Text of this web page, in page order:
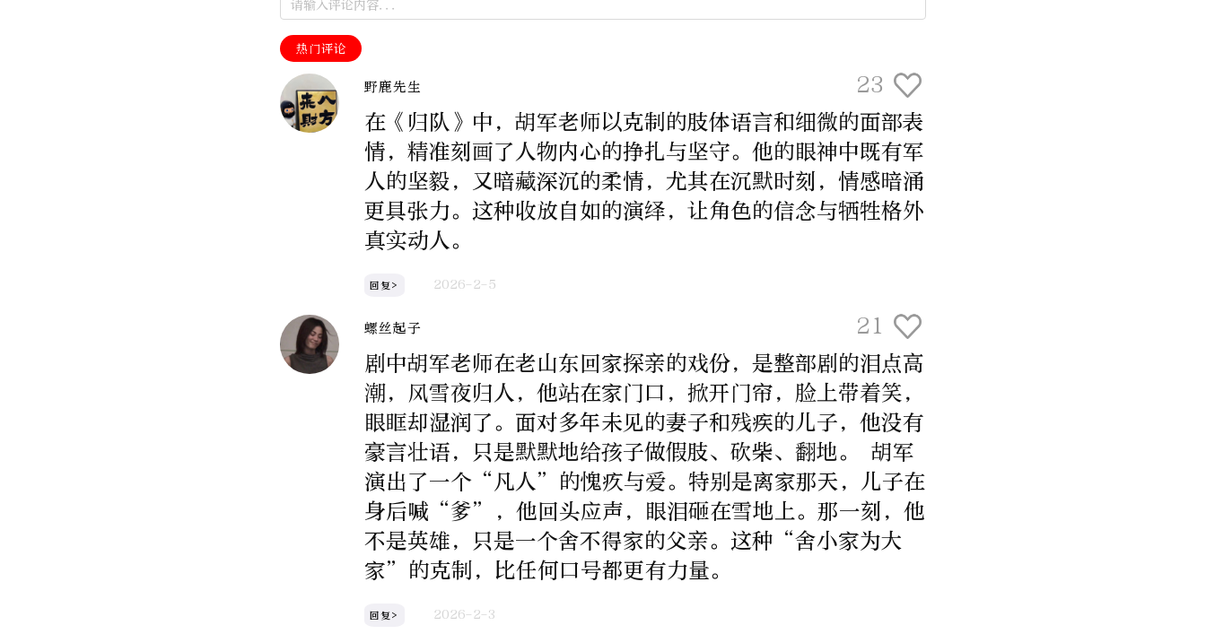
热门评论
野鹿先生
23
在《归队》中，胡军老师以克制的肢体语言和细微的面部表
情，精准刻画了人物内心的挣扎与坚守。他的眼神中既有军
人的坚毅，又暗藏深沉的柔情，尤其在沉默时刻，情感暗涌
更具张力。这种收放自如的演绎，让角色的信念与牺牲格外
真实动人。
回复> 2026-2-5
螺丝起子
21
剧中胡军老师在老山东回家探亲的戏份，是整部剧的泪点高
潮，风雪夜归人，他站在家门口，掀开门帘，脸上带着笑，
眼眶却湿润了。面对多年未见的妻子和残疾的儿子，他没有
豪言壮语，只是默默地给孩子做假肢、砍柴、翻地。 胡军
演出了一个“凡人”的愧疚与爱。特别是离家那天，儿子在
身后喊“爹”，他回头应声，眼泪砸在雪地上。那一刻，他
不是英雄，只是一个舍不得家的父亲。这种“舍小家为大
家”的克制，比任何口号都更有力量。
回复> 2026-2-3